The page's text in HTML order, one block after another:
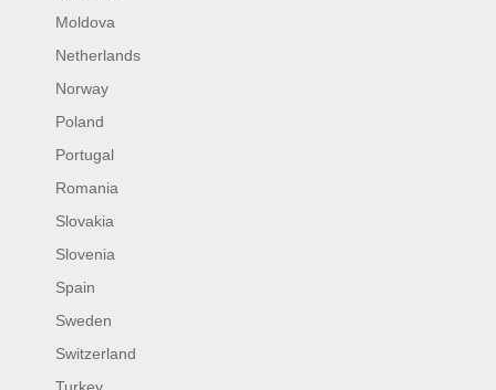
Moldova
Netherlands
Norway
Poland
Portugal
Romania
Slovakia
Slovenia
Spain
Sweden
Switzerland